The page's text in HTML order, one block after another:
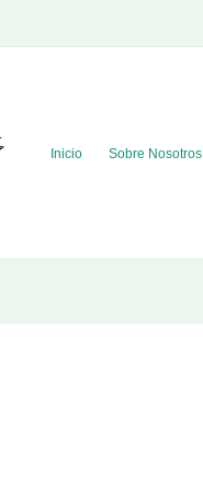
Inicio Sobre Nosotros